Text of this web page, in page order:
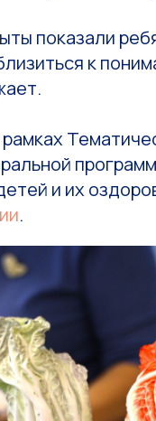
показали
к
и их
.